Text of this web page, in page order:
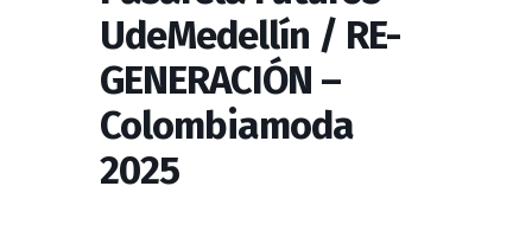
UdeMedellín / RE-
GENERACIÓN –
Colombiamoda
2025